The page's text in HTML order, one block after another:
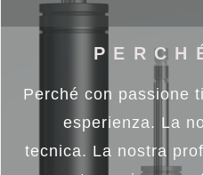
Perché con passione
esperienza. La
tecnica. La nostra